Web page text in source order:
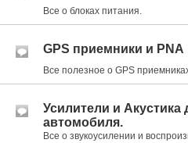
Все о блоках питания.
GPS приемники и PNA
Все полезное о GPS
Усилители и Акустика
автомобиля.
Все о звукоусилении и